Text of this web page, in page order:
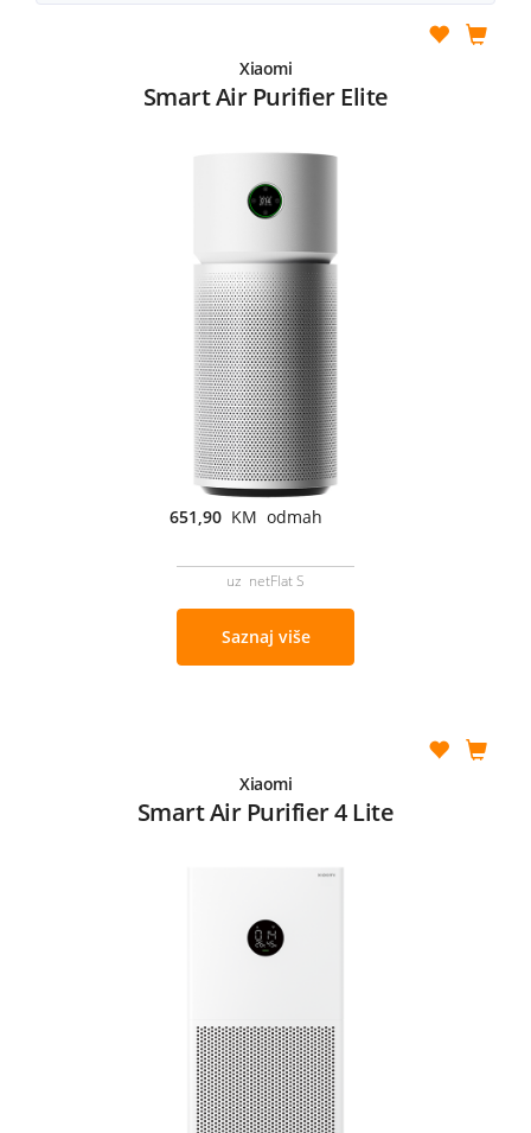
Xiaomi
Smart Air Purifier Elite
651,90 KM odmah
uz netFlat S
Saznaj više
Xiaomi
Smart Air Purifier 4 Lite